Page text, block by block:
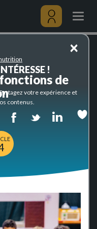
Menu
de
Print Facebook
Twitter
×
!
votre expérience et
contenus.